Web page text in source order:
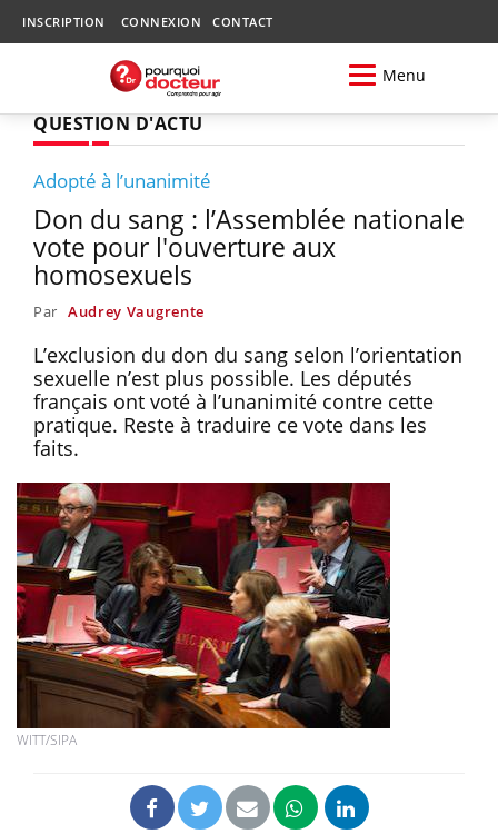
INSCRIPTION CONNEXION CONTACT
Menu
QUESTION D'ACTU
Adopté à l’unanimité
Don du sang : l’Assemblée nationale
vote pour l'ouverture aux
homosexuels
Par Audrey Vaugrente
L’exclusion du don du sang selon l’orientation
sexuelle n’est plus possible. Les députés
français ont voté à l’unanimité contre cette
pratique. Reste à traduire ce vote dans les
faits.
WITT/SIPA